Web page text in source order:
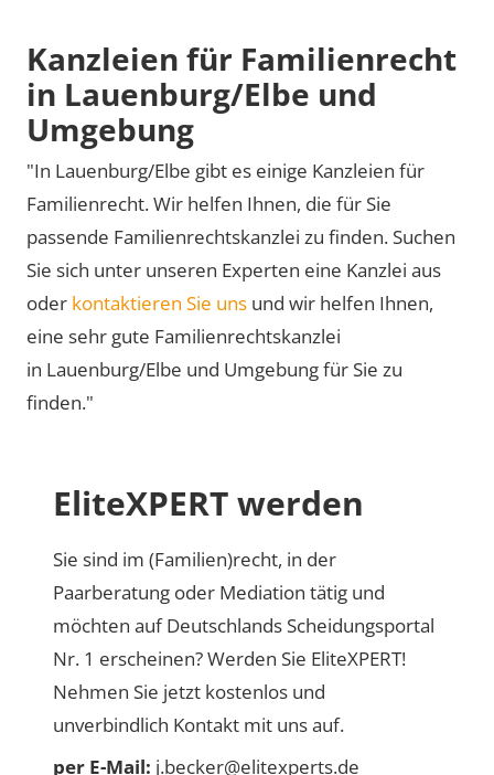
Kanzleien für Familienrecht
in Lauenburg/Elbe und
Umgebung
"In Lauenburg/Elbe gibt es einige Kanzleien für
Familienrecht. Wir helfen Ihnen, die für Sie
passende Familienrechtskanzlei zu finden. Suchen
Sie sich unter unseren Experten eine Kanzlei aus
oder kontaktieren Sie uns und wir helfen Ihnen,
eine sehr gute Familienrechtskanzlei
in Lauenburg/Elbe und Umgebung für Sie zu
finden."
EliteXPERT werden
Sie sind im (Familien)recht, in der
Paarberatung oder Mediation tätig und
möchten auf Deutschlands Scheidungsportal
Nr. 1 erscheinen? Werden Sie EliteXPERT!
Nehmen Sie jetzt kostenlos und
unverbindlich Kontakt mit uns auf.
per E-Mail: j.becker@elitexperts.de